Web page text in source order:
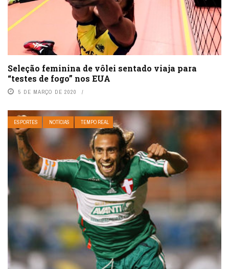
Seleção feminina de vôlei sentado viaja para
“testes de fogo” nos EUA
5 DE MARÇO DE 2020
ESPORTES NOTÍCIAS TEMPO REAL